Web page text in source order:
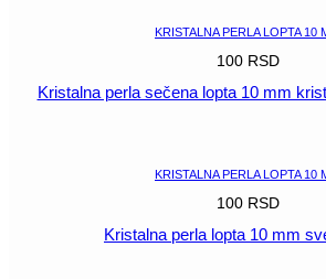
KRISTALNA PERLA LOPTA 10
100 RSD
Kristalna perla sečena lopta 10 mm
KRISTALNA PERLA LOPTA 10
100 RSD
Kristalna perla lopta 10 mm